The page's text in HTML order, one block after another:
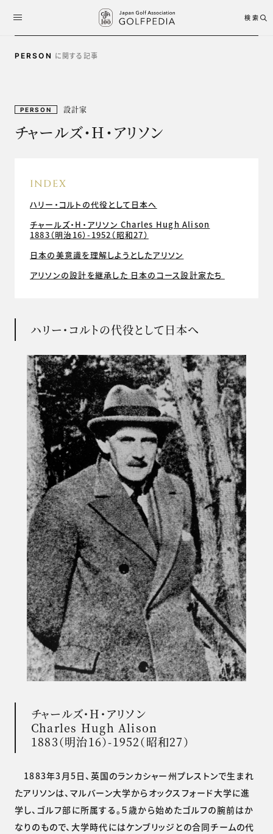
検索
PERSON に関する記事
PERSON 設計家
チャールズ・H・アリソン
ハリー・コルトの代役として日本へ
チャールズ・H・アリソン
Charles Hugh Alison
1883（明治16）-1952（昭和27）
1883年3月5日、英国のランカシャー州プレストンで生まれ
たアリソンは、マルバーン大学からオックスフォード大学に進
学し、ゴルフ部に所属する。５歳から始めたゴルフの腕前はか
なりのもので、大学時代にはケンブリッジとの合同チームの代
INDEX
ハリー・コルトの代役として日本へ
チャールズ・H・アリソン Charles Hugh Alison
1883（明治16）-1952（昭和27）
日本の美意識を理解しようとしたアリソン
アリソンの設計を継承した 日本のコース設計家たち